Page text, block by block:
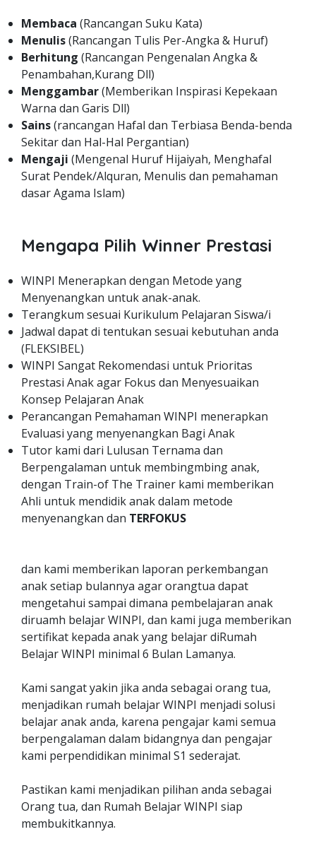
Membaca (Rancangan Suku Kata)
Menulis(Rancangan Tulis Per-Angka & Huruf)
Berhitung (Rancangan Pengenalan Angka &
Penambahan,Kurang Dll)
Menggambar(Memberikan Inspirasi Kepekaan
Warna dan Garis Dll)
Sains(rancangan Hafal dan Terbiasa Benda-benda
Sekitar dan Hal-Hal Pergantian)
Mengaji (Mengenal Huruf Hijaiyah, Menghafal
Surat Pendek/Alquran, Menulis dan pemahaman
dasar Agama Islam)
Mengapa Pilih Winner Prestasi
WINPI Menerapkan dengan Metode yang
Menyenangkan untuk anak-anak.
Terangkum sesuai Kurikulum Pelajaran Siswa/i
Jadwal dapat di tentukan sesuai kebutuhan anda
(FLEKSIBEL)
WINPI Sangat Rekomendasi untuk Prioritas
Prestasi Anak agar Fokus dan Menyesuaikan
Konsep Pelajaran Anak
Perancangan Pemahaman WINPI menerapkan
Evaluasi yang menyenangkan Bagi Anak
Tutor kami dari Lulusan Ternama dan
Berpengalaman untuk membingmbing anak,
dengan Train-of The Trainer kami memberikan
Ahli untuk mendidik anak dalam metode
menyenangkan dan TERFOKUS
dan kami memberikan laporan perkembangan
anak setiap bulannya agar orangtua dapat
mengetahui sampai dimana pembelajaran anak
diruamh belajar WINPI, dan kami juga memberikan
sertifikat kepada anak yang belajar diRumah
Belajar WINPI minimal 6 Bulan Lamanya.
Kami sangat yakin jika anda sebagai orang tua,
menjadikan rumah belajar WINPI menjadi solusi
belajar anak anda, karena pengajar kami semua
berpengalaman dalam bidangnya dan pengajar
kami perpendidikan minimal S1 sederajat.
Pastikan kami menjadikan pilihan anda sebagai
Orang tua, dan Rumah Belajar WINPI siap
membukitkannya.